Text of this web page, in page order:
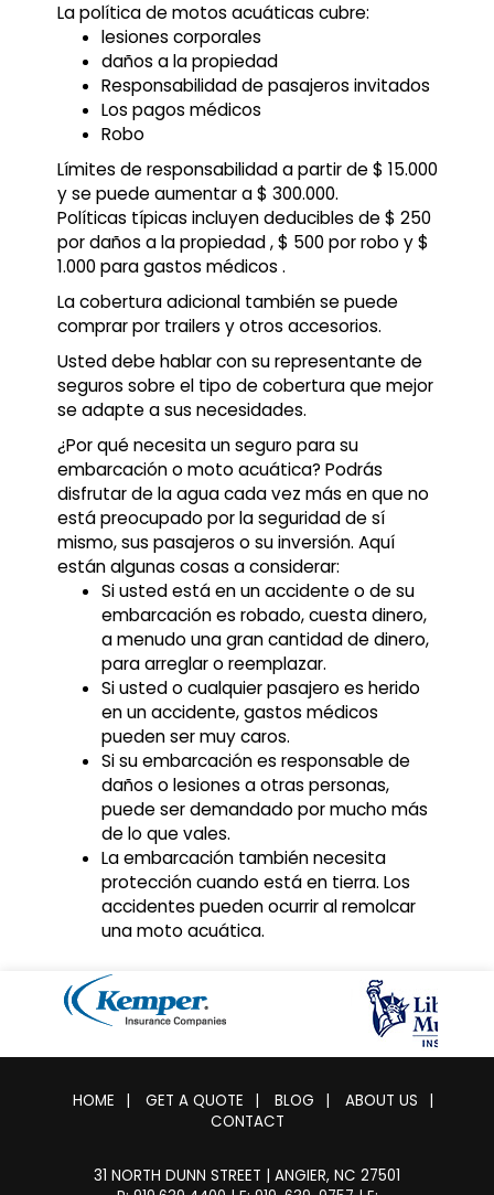
La política de motos acuáticas cubre:
lesiones corporales
daños a la propiedad
Responsabilidad de pasajeros invitados
Los pagos médicos
Robo
Límites de responsabilidad a partir de $ 15.000
y se puede aumentar a $ 300.000.
Políticas típicas incluyen deducibles de $ 250
por daños a la propiedad , $ 500 por robo y $
1.000 para gastos médicos .
La cobertura adicional también se puede
comprar por trailers y otros accesorios.
Usted debe hablar con su representante de
seguros sobre el tipo de cobertura que mejor
se adapte a sus necesidades.
¿Por qué necesita un seguro para su
embarcación o moto acuática? Podrás
disfrutar de la agua cada vez más en que no
está preocupado por la seguridad de sí
mismo, sus pasajeros o su inversión. Aquí
están algunas cosas a considerar:
Si usted está en un accidente o de su
embarcación es robado, cuesta dinero,
a menudo una gran cantidad de dinero,
para arreglar o reemplazar.
Si usted o cualquier pasajero es herido
en un accidente, gastos médicos
pueden ser muy caros.
Si su embarcación es responsable de
daños o lesiones a otras personas,
puede ser demandado por mucho más
de lo que vales.
La embarcación también necesita
protección cuando está en tierra. Los
accidentes pueden ocurrir al remolcar
una moto acuática.
HOME | GET A QUOTE | BLOG | ABOUT US
|
CONTACT
31 NORTH DUNN STREET | ANGIER, NC 27501